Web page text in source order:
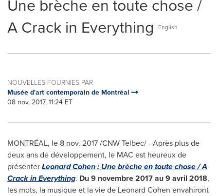
Une brèche en toute chose /
A Crack in Everything
English
NOUVELLES FOURNIES PAR
Musée d'art contemporain de Montréal
08 nov, 2017, 11:24 ET
MONTRÉAL, le 8 nov. 2017/CNW Telbec/ - Après plus de
deux ans de développement, le MAC est heureux de
présenterLeonard Cohen: Une brèche en toute chose / A
Crack in Everything. Du 9 novembre 2017 au 9 avril 2018,
les mots, la musique et la vie de Leonard Cohen envahiront